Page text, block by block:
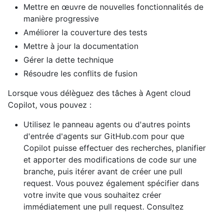
Mettre en œuvre de nouvelles fonctionnalités de
manière progressive
Améliorer la couverture des tests
Mettre à jour la documentation
Gérer la dette technique
Résoudre les conflits de fusion
Lorsque vous délèguez des tâches à Agent cloud
Copilot, vous pouvez :
Utilisez le panneau agents ou d'autres points
d'entrée d'agents sur GitHub.com pour que
Copilot puisse effectuer des recherches, planifier
et apporter des modifications de code sur une
branche, puis itérer avant de créer une pull
request. Vous pouvez également spécifier dans
votre invite que vous souhaitez créer
immédiatement une pull request. Consultez